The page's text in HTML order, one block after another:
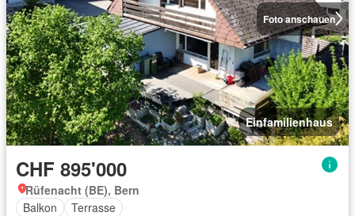
Foto anschauen
Einfamilienhaus
CHF 895'000
Rüfenacht (BE), Bern
Balkon
Terrasse